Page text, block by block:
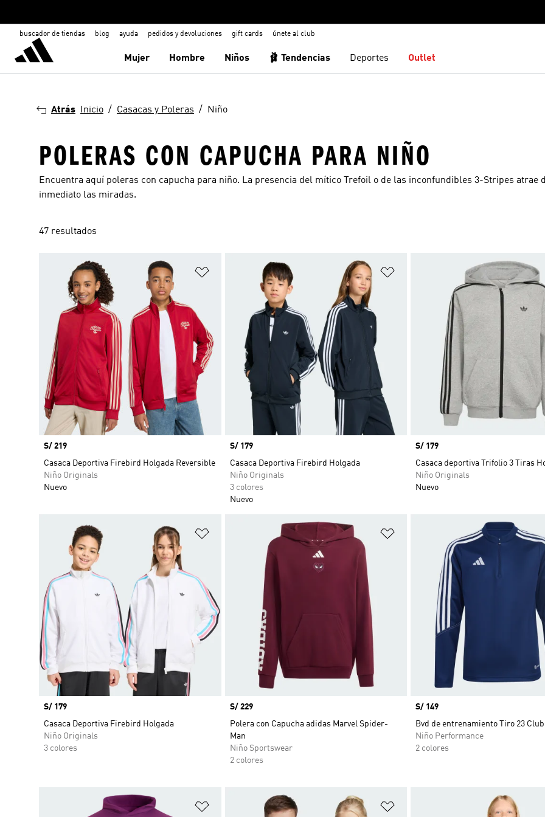
buscador de tiendas blog ayuda pedidos y devoluciones gift cards únete al club
Mujer Hombre Niños 🩰 Tendencias Deportes Outlet
Atrás Inicio Casacas y Poleras Niño
POLERAS CON CAPUCHA PARA NIÑO
Encuentra aquí poleras con capucha para niño. La presencia del mítico Trefoil o de las inconfundibles 3-Stripes atrae
inmediato las miradas.
47 resultados
Añadir a la lista de deseos
Precio
S/ 219
Casaca Deportiva Firebird Holgada Reversible
Niño Originals
Nuevo
Añadir a la lista de deseos
Precio
S/ 179
Casaca Deportiva Firebird Holgada
Niño Originals
3 colores
Nuevo
Precio
S/ 179
Casaca deportiva Trifolio 3 Tiras
Niño Originals
Nuevo
Añadir a la lista de deseos
Precio
S/ 179
Casaca Deportiva Firebird Holgada
Niño Originals
3 colores
Añadir a la lista de deseos
Precio
S/ 229
Polera con Capucha adidas Marvel Spider-
Man
Niño Sportswear
2 colores
Precio
S/ 149
Bvd de entrenamiento Tiro 23 Club
Niño Performance
2 colores
Añadir a la lista de deseos Añadir a la lista de deseos